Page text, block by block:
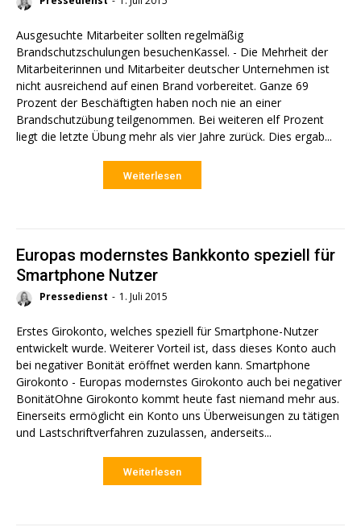
Ausgesuchte Mitarbeiter sollten regelmäßig
Brandschutzschulungen besuchenKassel. - Die Mehrheit der
Mitarbeiterinnen und Mitarbeiter deutscher Unternehmen ist
nicht ausreichend auf einen Brand vorbereitet. Ganze 69
Prozent der Beschäftigten haben noch nie an einer
Brandschutzübung teilgenommen. Bei weiteren elf Prozent
liegt die letzte Übung mehr als vier Jahre zurück. Dies ergab...
Weiterlesen
Europas modernstes Bankkonto speziell für
Smartphone Nutzer
Pressedienst - 1. Juli 2015
Erstes Girokonto, welches speziell für Smartphone-Nutzer
entwickelt wurde. Weiterer Vorteil ist, dass dieses Konto auch
bei negativer Bonität eröffnet werden kann. Smartphone
Girokonto - Europas modernstes Girokonto auch bei negativer
BonitätOhne Girokonto kommt heute fast niemand mehr aus.
Einerseits ermöglicht ein Konto uns Überweisungen zu tätigen
und Lastschriftverfahren zuzulassen, anderseits...
Weiterlesen